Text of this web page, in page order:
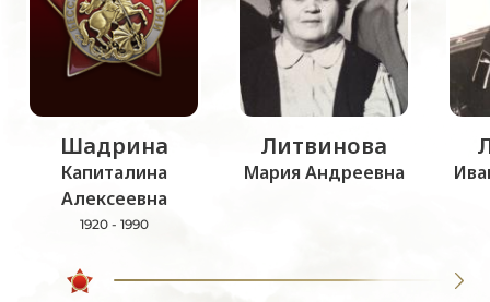
Шадрина
Капиталина
Алексеевна
1920 - 1990
Литвинова
Мария Андреевна